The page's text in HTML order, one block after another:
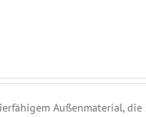
Außenmaterial,